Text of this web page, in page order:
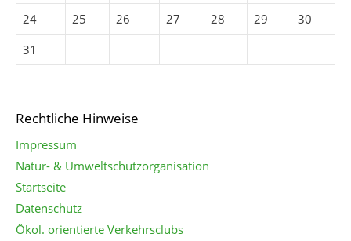
24
25 26 27 28 29
30
31
Rechtliche Hinweise
Impressum
Natur- & Umweltschutzorganisation
Startseite
Datenschutz
Ökol. orientierte Verkehrsclubs